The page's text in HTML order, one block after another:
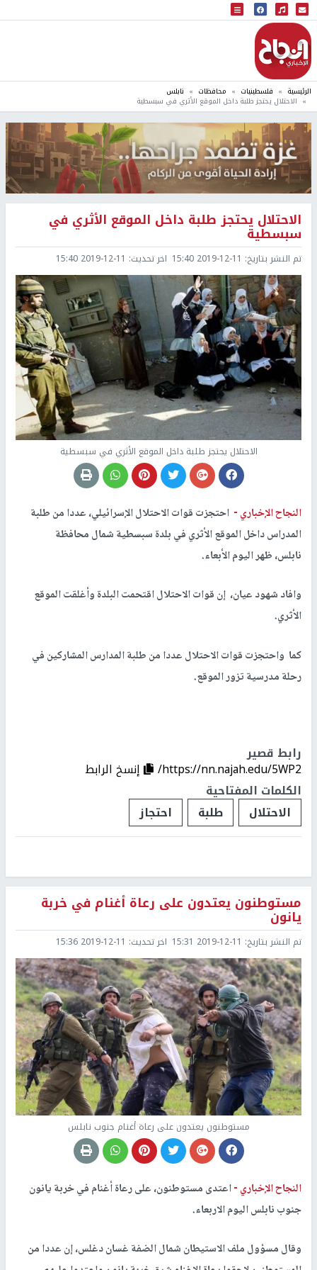
البث المباشر
إذاعة النجاح
الرئيسية فلسطينيات محافظات نابلس
الاحتلال يحتجز طلبة داخل الموقع الأثري في سبسطية
الاحتلال يحتجز طلبة داخل الموقع الأثري في
سبسطية
تم النشر بتاريخ: 2019-12-11 15:40 اخر تحديث: 2019-12-11 15:40
الاحتلال يحتجز طلبة داخل الموقع الأثري في سبسطية
النجاح الإخباري - احتجزت قوات الاحتلال الإسرائيلي، عددا من طلبة
المدراس داخل الموقع الأثري في بلدة سبسطية شمال محافظة
نابلس، ظهر اليوم الأبعاء.
وافاد شهود عيان، إن قوات الاحتلال اقتحمت البلدة وأغلقت الموقع
الأثري.
كما واحتجزت قوات الاحتلال عددا من طلبة المدارس المشاركين في
رحلة مدرسية تزور الموقع.
رابط قصير
https://nn.najah.edu/5WP2/
إنسخ الرابط
الكلمات المفتاحية
الاحتلال
طلبة احتجاز
مستوطنون يعتدون على رعاة أغنام في خربة
يانون
تم النشر بتاريخ: 2019-12-11 15:31 اخر تحديث: 2019-12-11 15:36
مستوطنون يعتدون على رعاة أغنام جنوب نابلس
النجاح الإخباري -اعتدى مستوطنون، على رعاة أغنام في خربة يانون
جنوب نابلس اليوم الاربعاء.
وقال مسؤول ملف الاستيطان شمال الضفة غسان دغلس، إن عددا من